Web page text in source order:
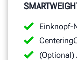
Einknopf-
(Optional)